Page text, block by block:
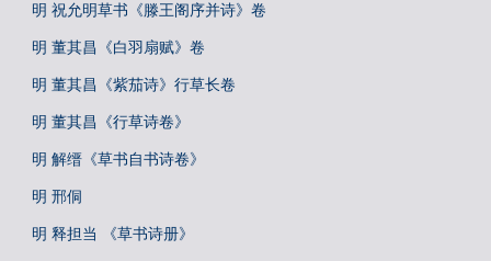
明 祝允明草书《滕王阁序并诗》卷
明 董其昌《白羽扇赋》卷
明 董其昌《紫茄诗》行草长卷
明 董其昌《行草诗卷》
明 解缙《草书自书诗卷》
明 邢侗
明 释担当 《草书诗册》